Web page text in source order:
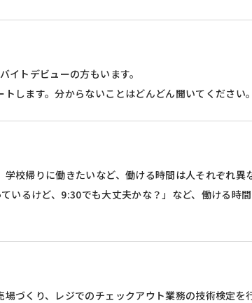
イトデビューの方もいます。
します。分からないことはどんどん聞いてください。
校帰りに働きたいなど、働ける時間は人それぞれ異な
いるけど、9:30でも大丈夫かな？」など、働ける時間
づくり、レジでのチェックアウト業務の技術検定